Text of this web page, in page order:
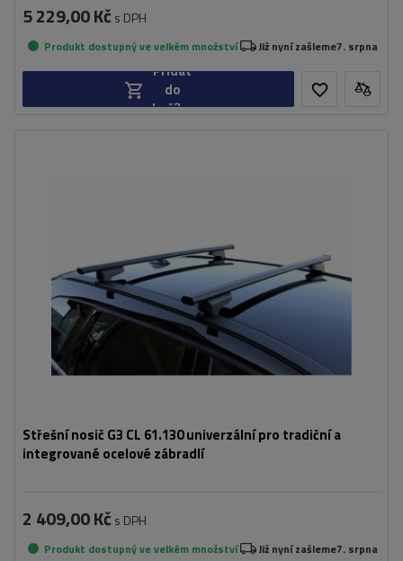
5 229,00 Kč s DPH
Produkt dostupný ve velkém množství Již nyní zašleme7. srpna
Přidat
do
košíku
Střešní nosič G3 CL 61.130 univerzální pro tradiční a
integrované ocelové zábradlí
2 409,00 Kč s DPH
Produkt dostupný ve velkém množství Již nyní zašleme7. srpna